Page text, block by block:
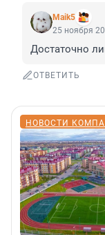
Maik5
25 ноября
Достаточно
ОТВЕТИТЬ
НОВОСТИ